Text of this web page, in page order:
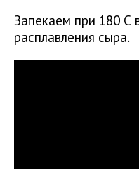
Запекаем при 180 С
расплавления сыра.